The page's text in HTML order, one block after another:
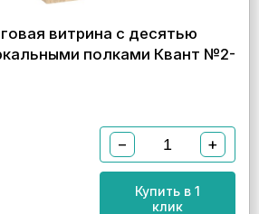
витрина с десятью
полками Квант №2-
− +
Купить в 1
клик